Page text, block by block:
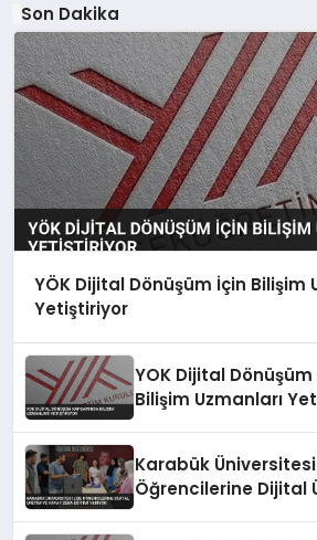
Son Dakika
YÖK Dijital Dönüşüm İçin Bilişim
Yetiştiriyor
YOK Dijital
Bilişim Uzmanları
Karabük
Öğrencilerine Dijital